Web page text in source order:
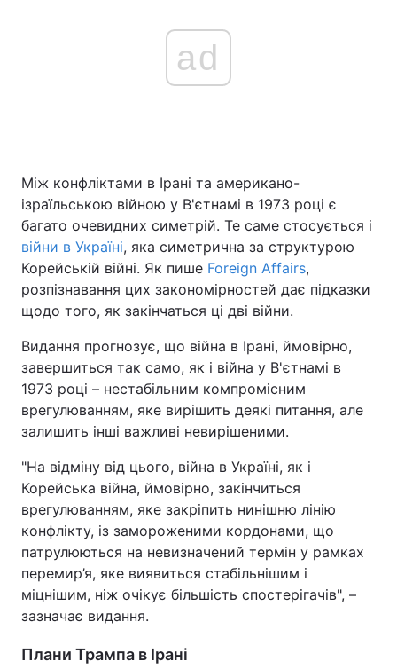
ad
Між конфліктами в Ірані та американо-
ізраїльською війною у В'єтнамі в 1973 році є
багато очевидних симетрій. Те саме стосується і
війни в Україні, яка симетрична за структурою
Корейській війні. Як пише Foreign Affairs,
розпізнавання цих закономірностей дає підказки
щодо того, як закінчаться ці дві війни.
Видання прогнозує, що війна в Ірані, ймовірно,
завершиться так само, як і війна у В'єтнамі в
1973 році – нестабільним компромісним
врегулюванням, яке вирішить деякі питання, але
залишить інші важливі невирішеними.
"На відміну від цього, війна в Україні, як і
Корейська війна, ймовірно, закінчиться
врегулюванням, яке закріпить нинішню лінію
конфлікту, із замороженими кордонами, що
патрулюються на невизначений термін у рамках
перемир’я, яке виявиться стабільнішим і
міцнішим, ніж очікує більшість спостерігачів", –
зазначає видання.
Плани Трампа в Ірані